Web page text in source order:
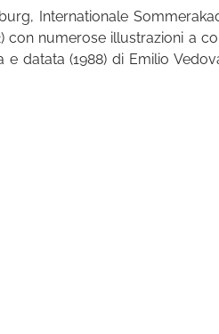
Internationale
con numerose illustrazioni a
datata (1988) di Emilio